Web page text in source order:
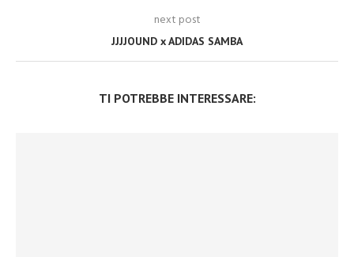
next post
JJJJOUND x ADIDAS SAMBA
TI POTREBBE INTERESSARE: